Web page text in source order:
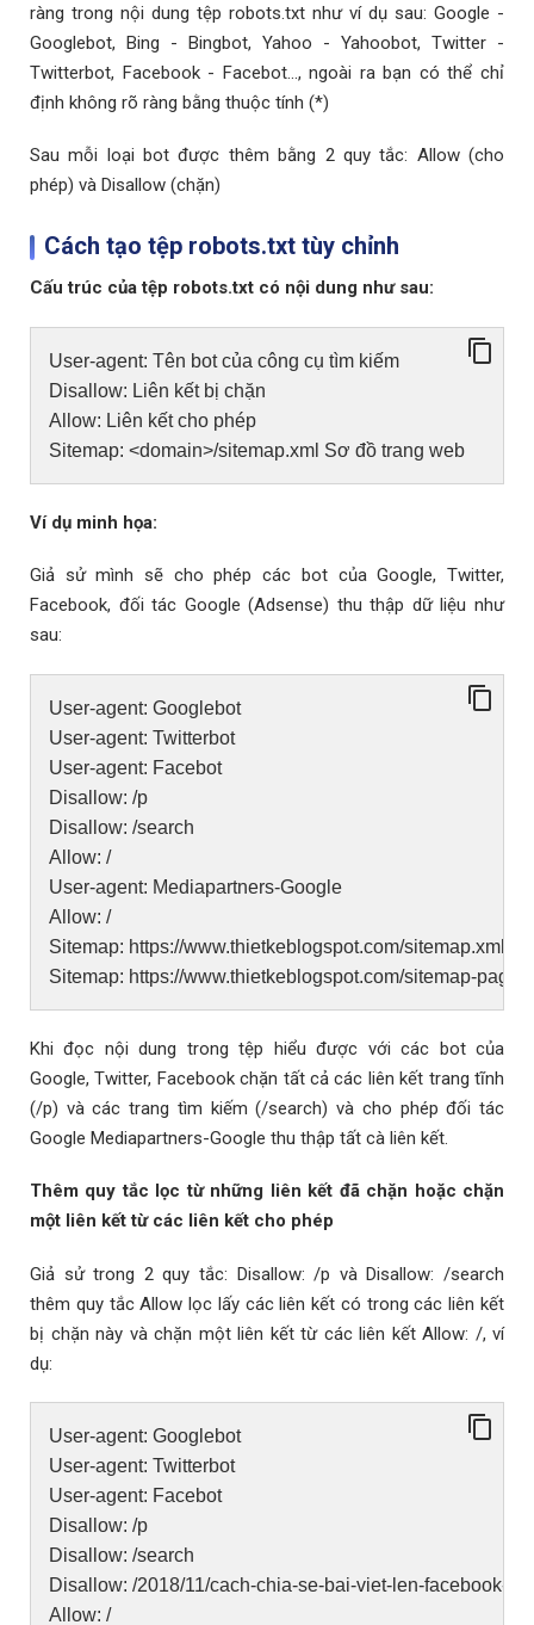
ràng trong nội dung tệp robots.txt như ví dụ sau: Google -
Googlebot, Bing - Bingbot, Yahoo - Yahoobot, Twitter -
Twitterbot, Facebook - Facebot..., ngoài ra bạn có thể chỉ
định không rõ ràng bằng thuộc tính (*)
Sau mỗi loại bot được thêm bằng 2 quy tắc: Allow (cho
phép) và Disallow (chặn)
Cách tạo tệp robots.txt tùy chỉnh
Cấu trúc của tệp robots.txt có nội dung như sau:
User-agent: Tên bot của công cụ tìm kiếm
Disallow: Liên kết bị chặn
Allow: Liên kết cho phép
Sitemap: <domain>/sitemap.xml Sơ đồ trang web
Ví dụ minh họa:
Giả sử mình sẽ cho phép các bot của Google, Twitter,
Facebook, đối tác Google (Adsense) thu thập dữ liệu như
sau:
User-agent: Googlebot
User-agent: Twitterbot
User-agent: Facebot
Disallow: /p
Disallow: /search
Allow: /
User-agent: Mediapartners-Google
Allow: /
Sitemap: https://www.thietkeblogspot.com/sitemap.xml
Sitemap: https://www.thietkeblogspot.com/sitemap-
Khi đọc nội dung trong tệp hiểu được với các bot của
Google, Twitter, Facebook chặn tất cả các liên kết trang tĩnh
(/p) và các trang tìm kiếm (/search) và cho phép đối tác
Google Mediapartners-Google thu thập tất cà liên kết.
Thêm quy tắc lọc từ những liên kết đã chặn hoặc chặn
một liên kết từ các liên kết cho phép
Giả sử trong 2 quy tắc: Disallow: /p và Disallow: /search
thêm quy tắc Allow lọc lấy các liên kết có trong các liên kết
bị chặn này và chặn một liên kết từ các liên kết Allow: /, ví
dụ:
User-agent: Googlebot
User-agent: Twitterbot
User-agent: Facebot
Disallow: /p
Disallow: /search
Disallow: /2018/11/cach-chia-se-bai-viet-len-facebook-
Allow: /